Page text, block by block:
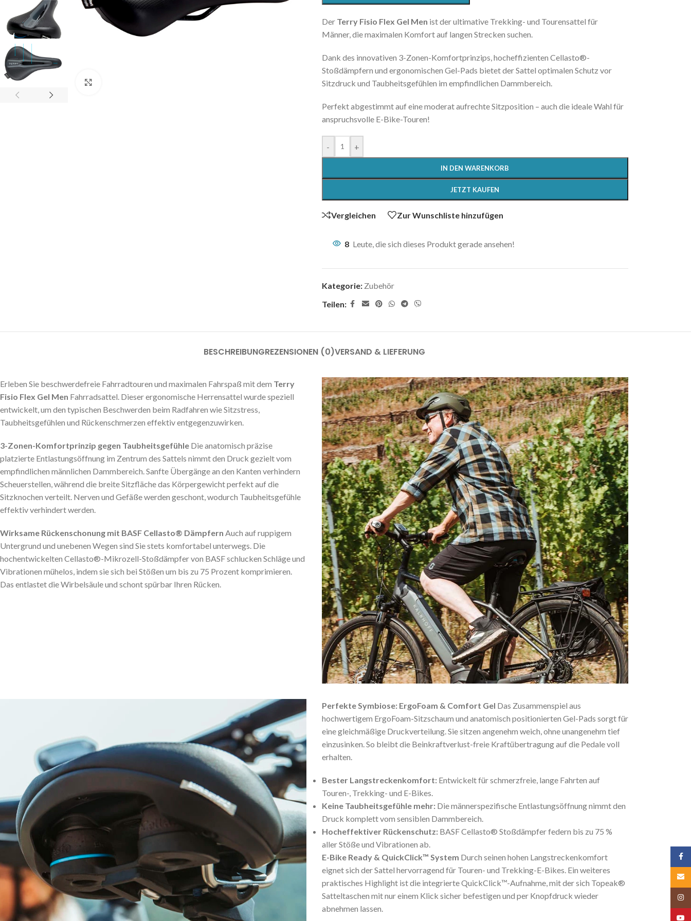
Der Terry Fisio Flex Gel Men ist der ultimative Trekking- und Tourensattel für
Männer, die maximalen Komfort auf langen Strecken suchen.
Dank des innovativen 3-Zonen-Komfortprinzips, hocheffizienten Cellasto®-
Stoßdämpfern und ergonomischen Gel-Pads bietet der Sattel optimalen Schutz vor
Sitzdruck und Taubheitsgefühlen im empfindlichen Dammbereich.
Perfekt abgestimmt auf eine moderat aufrechte Sitzposition – auch die ideale Wahl für
anspruchsvolle E-Bike-Touren!
- +
IN DEN WARENKORB
JETZT KAUFEN
Vergleichen Zur Wunschliste hinzufügen
8 Leute, die sich dieses Produkt gerade ansehen!
Kategorie: Zubehör
Teilen:
BESCHREIBUNGREZENSIONEN (0)VERSAND & LIEFERUNG
Erleben Sie beschwerdefreie Fahrradtouren und maximalen Fahrspaß mit dem Terry
Fisio Flex Gel Men Fahrradsattel. Dieser ergonomische Herrensattel wurde speziell
entwickelt, um den typischen Beschwerden beim Radfahren wie Sitzstress,
Taubheitsgefühlen und Rückenschmerzen effektiv entgegenzuwirken.
3-Zonen-Komfortprinzip gegen Taubheitsgefühle Die anatomisch präzise
platzierte Entlastungsöffnung im Zentrum des Sattels nimmt den Druck gezielt vom
empfindlichen männlichen Dammbereich. Sanfte Übergänge an den Kanten verhindern
Scheuerstellen, während die breite Sitzfläche das Körpergewicht perfekt auf die
Sitzknochen verteilt. Nerven und Gefäße werden geschont, wodurch Taubheitsgefühle
effektiv verhindert werden.
Wirksame Rückenschonung mit BASF Cellasto® Dämpfern Auch auf ruppigem
Untergrund und unebenen Wegen sind Sie stets komfortabel unterwegs. Die
hochentwickelten Cellasto®-Mikrozell-Stoßdämpfer von BASF schlucken Schläge und
Vibrationen mühelos, indem sie sich bei Stößen um bis zu 75 Prozent komprimieren.
Das entlastet die Wirbelsäule und schont spürbar Ihren Rücken.
Perfekte Symbiose: ErgoFoam & Comfort Gel Das Zusammenspiel aus
hochwertigem ErgoFoam-Sitzschaum und anatomisch positionierten Gel-Pads sorgt für
eine gleichmäßige Druckverteilung. Sie sitzen angenehm weich, ohne unangenehm tief
einzusinken. So bleibt die Beinkraftverlust-freie Kraftübertragung auf die Pedale voll
erhalten.
Bester Langstreckenkomfort: Entwickelt für schmerzfreie, lange Fahrten auf
Touren-, Trekking- und E-Bikes.
Keine Taubheitsgefühle mehr: Die männerspezifische Entlastungsöffnung nimmt den
Druck komplett vom sensiblen Dammbereich.
Hocheffektiver Rückenschutz: BASF Cellasto® Stoßdämpfer federn bis zu 75 %
aller Stöße und Vibrationen ab.
E-Bike Ready & QuickClick™ System Durch seinen hohen Langstreckenkomfort
eignet sich der Sattel hervorragend für Touren- und Trekking-E-Bikes. Ein weiteres
praktisches Highlight ist die integrierte QuickClick™-Aufnahme, mit der sich Topeak®
Satteltaschen mit nur einem Klick sicher befestigen und per Knopfdruck wieder
abnehmen lassen.
Email